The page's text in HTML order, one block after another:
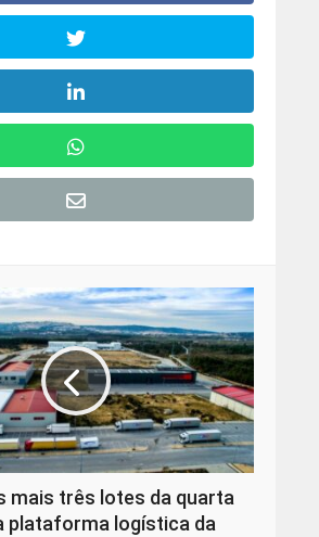
mais três lotes da quarta
plataforma logística da